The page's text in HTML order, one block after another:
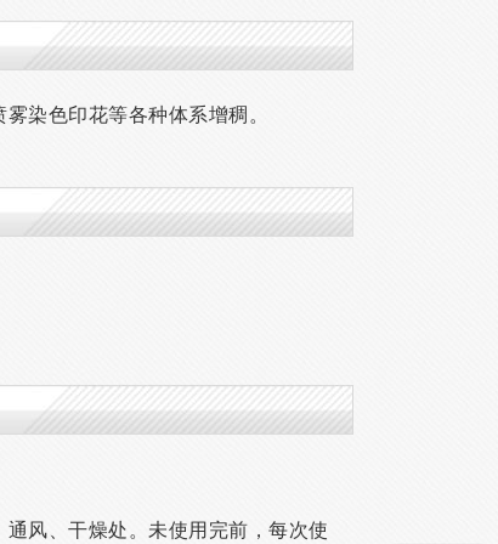
染色印花等各种体系增稠。
风、干燥处。未使用完前，每次使